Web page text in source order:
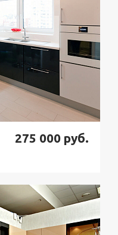
275 000 руб.
Узнать стоимость